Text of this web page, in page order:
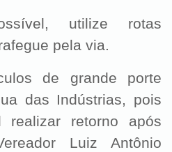
utilize rotas
pela via.
de grande porte
das Indústrias, pois
realizar retorno após
Luiz Antônio